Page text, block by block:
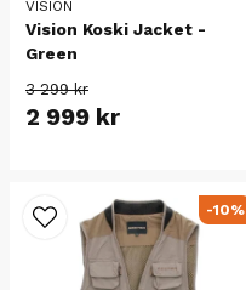
VISION
Vision Koski Jacket -
Green
3 299 kr
2 999 kr
-10%